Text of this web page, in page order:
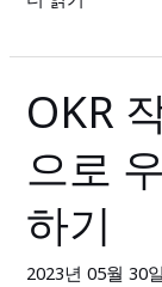
필
클
바
OKR
으로
하기
2023년 05월 30일
OKR
작
성
시,